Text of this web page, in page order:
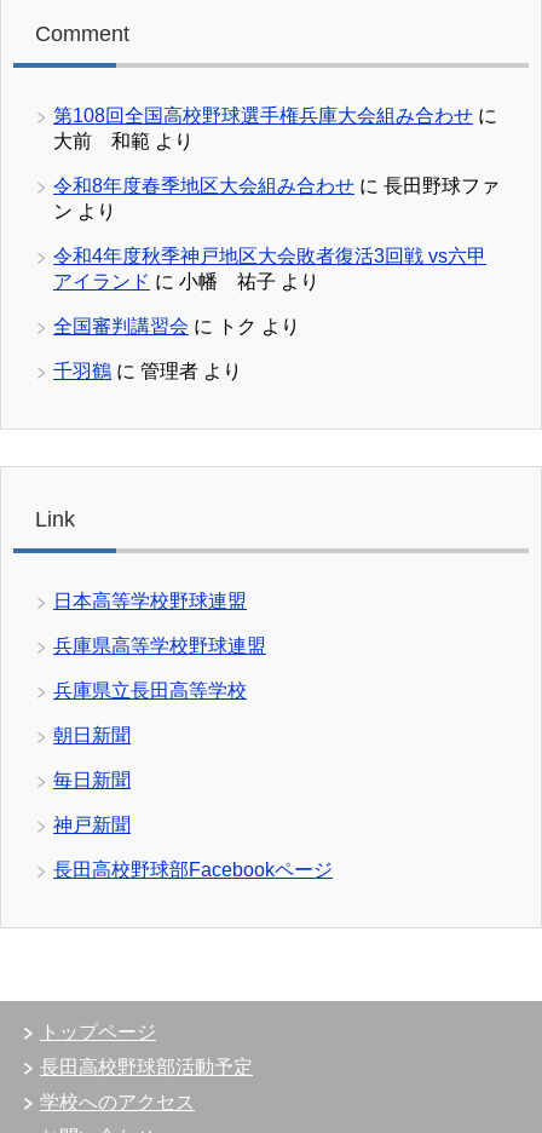
Comment
第108回全国高校野球選手権兵庫大会組み合わせ に
大前 和範 より
令和8年度春季地区大会組み合わせ に 長田野球ファ
ン より
令和4年度秋季神戸地区大会敗者復活3回戦 vs六甲
アイランド に 小幡 祐子 より
全国審判講習会 に トク より
千羽鶴 に 管理者 より
Link
日本高等学校野球連盟
兵庫県高等学校野球連盟
兵庫県立長田高等学校
朝日新聞
毎日新聞
神戸新聞
長田高校野球部Facebookページ
トップページ
長田高校野球部活動予定
学校へのアクセス